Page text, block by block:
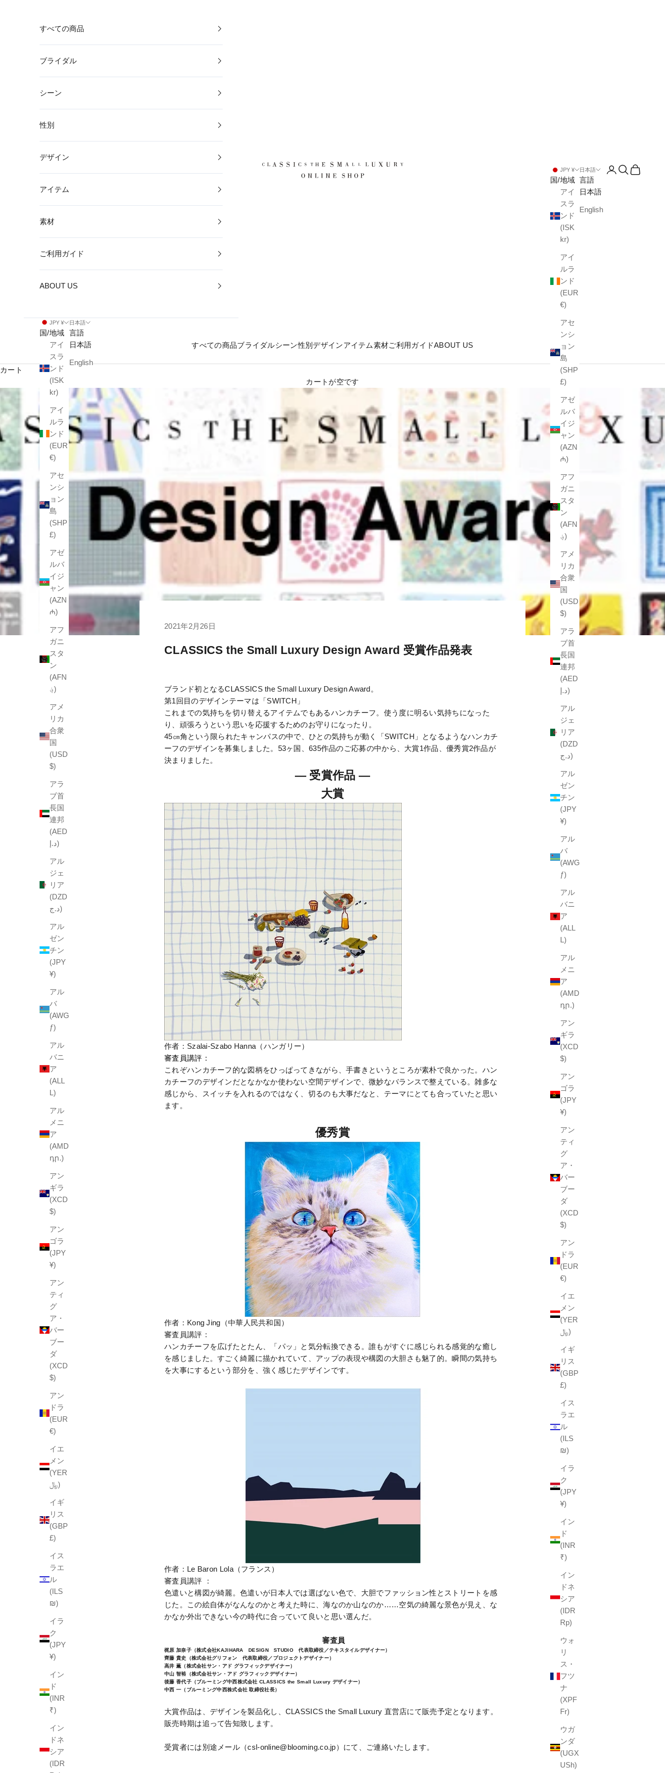
CLASSICS the Small Luxury
すべての商品ブライダルシーン性別 デザインアイテム素材ご利用ガイドABOUT US
JPY ¥
国/地域
アイ
スラ
ンド
(ISK
kr)
アイ
ルラ
ンド
(EUR
€)
アセ
ンシ
ョン
島
(SHP
£)
アゼ
ルバ
イジ
ャン
(AZN
₼)
アフ
ガニ
スタ
ン
(AFN
؋)
アメ
リカ
合衆
国
(USD
$)
アラ
ブ首
長国
連邦
(AED
د.إ)
アル
ジェ
リア
(DZD
د.ج)
アル
ゼン
チン
(JPY
¥)
アル
バ
(AWG
ƒ)
アル
バニ
ア
(ALL
L)
アル
メニ
ア
(AMD
դր.)
アン
ギラ
(XCD
$)
アン
ゴラ
(JPY
¥)
アン
ティ
グ
ア・
バー
ブー
ダ
(XCD
$)
アン
ドラ
(EUR
€)
イエ
メン
(YER
﷼)
イギ
リス
(GBP
£)
イス
ラエ
ル
(ILS
₪)
イラ
ク
(JPY
¥)
イン
ド
(INR
₹)
イン
ドネ
シア
(IDR
Rp)
ウォ
リ
ス・
フツ
ナ
(XPF
Fr)
ウガ
ンダ
(UGX
USh)
日本語
言語
日本語
English
アカウントペー
検索を開く
カートを
すべての商品
ブライダル
シーン
性別
デザイン
アイテム
素材
ご利用ガイド
ABOUT US
JPY ¥
国/地域
アイ
スラ
ンド
(ISK
kr)
アイ
ルラ
ンド
(EUR
€)
アセ
ンシ
ョン
島
(SHP
£)
アゼ
ルバ
イジ
ャン
(AZN
₼)
アフ
ガニ
スタ
ン
(AFN
؋)
アメ
リカ
合衆
国
(USD
$)
アラ
ブ首
長国
連邦
(AED
د.إ)
アル
ジェ
リア
(DZD
د.ج)
アル
ゼン
チン
(JPY
¥)
アル
バ
(AWG
ƒ)
アル
バニ
ア
(ALL
L)
アル
メニ
ア
(AMD
դր.)
アン
ギラ
(XCD
$)
アン
ゴラ
(JPY
¥)
アン
ティ
グ
ア・
バー
ブー
ダ
(XCD
$)
アン
ドラ
(EUR
€)
イエ
メン
(YER
﷼)
イギ
リス
(GBP
£)
イス
ラエ
ル
(ILS
₪)
イラ
ク
(JPY
¥)
イン
ド
(INR
₹)
イン
ドネ
シア
(IDR
日本語
言語
日本語
English
カート
カートが空です
2021年2月26日
CLASSICS the Small Luxury Design Award 受賞作品発表
ブランド初となるCLASSICS the Small Luxury Design Award。
第1回目のデザインテーマは「SWITCH 」
これまでの気持ちを切り替えるアイテムでもあるハンカチーフ。使う度に明るい気持ちになった
り、頑張ろうという思いを応援するためのお守りになったり。
45㎝角という限られたキャンパスの中で、ひとの気持ちが動く「SWITCH 」となるようなハンカチ
ーフのデザインを募集しました。53ヶ国、635作品のご応募の中から、大賞1作品、優秀賞2作品が
決まりました。
― 受賞作品 ―
大賞
作者：Szalai-Szabo Hanna（ハンガリー）
審査員講評 ：
これぞハンカチーフ的な図柄をひっぱってきながら、手書きというところが素朴で良かった。ハン
カチーフのデザインだとなかなか使わない空間デザインで、微妙なバランスで整えている。雑多な
感じから、スイッチを入れるのではなく、切るのも大事だなと、テーマにとても合っていたと思い
ます。
優秀賞
作者：Kong Jing（中華人民共和国）
審査員講評 ：
ハンカチーフを広げたとたん、「パッ」と気分転換できる。誰もがすぐに感じられる感覚的な癒し
を感じました。すごく綺麗に描かれていて、アップの表現や構図の大胆さも魅了的。瞬間の気持ち
を大事にするという部分を、強く感じたデザインです。
作者：Le Baron Lola（フランス）
審査員講評
：
色遣いと構図が綺麗。色遣いが日本人では選ばない色で、大胆でファッション性とストリートを感
じた。この絵自体がなんなのかと考えた時に、海なのか山なのか……空気の綺麗な景色が見え、な
かなか外出できない今の時代に合っていて良いと思い選んだ。
審査員
梶原 加奈子（株式会社KAJIHARA DESIGN STUDIO 代表取締役／テキスタイルデザイナー）
齊藤 貴史（株式会社グリフォン 代表取締役／プロジェクトデザイナー）
高井 薫（株式会社サン・アド グラフィックデザイナー）
中山 智裕（株式会社サン・アド グラフィックデザイナー）
後藤 香代子（ブルーミング中西株式会社 CLASSICS the Small Luxury デザイナー）
中西 一（ブルーミング中西株式会社 取締役社長）
大賞作品は、デザインを製品化し、CLASSICS the Small Luxury 直営店にて販売予定となります。
販売時期は追って告知致します。
受賞者には別途メール（csl-online@blooming.co.jp）にて、ご連絡いたします。